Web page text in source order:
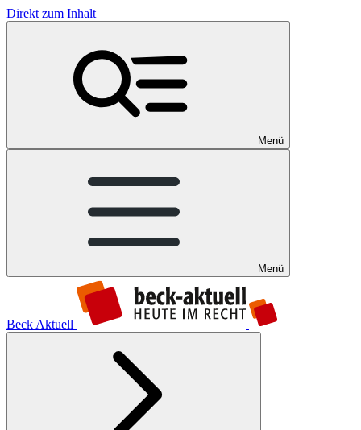
Direkt zum Inhalt
Menü
Menü
Beck Aktuell